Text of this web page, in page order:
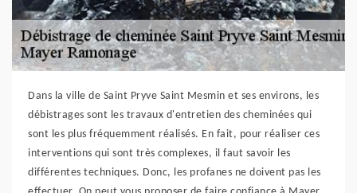
Dans la ville de Saint Pryve Saint Mesmin et ses environs, les
débistrages sont les travaux d'entretien des cheminées qui
sont les plus fréquemment réalisés. En fait, pour réaliser ces
interventions qui sont très complexes, il faut savoir les
différentes techniques. Donc, les profanes ne doivent pas les